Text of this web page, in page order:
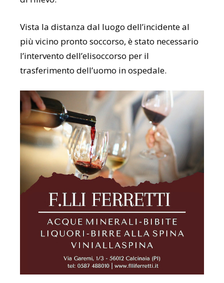
Vista la distanza dal luogo dell’incidente al
più vicino pronto soccorso, è stato necessario
l’intervento dell’elisoccorso per il
trasferimento dell’uomo in ospedale.